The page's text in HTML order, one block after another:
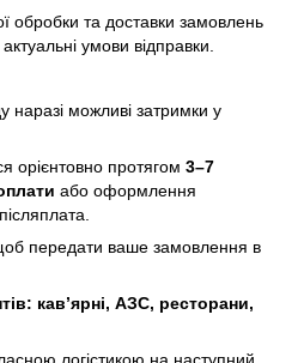
обробки та доставки замовлень
умови відправки.
наразі можливі затримки у
орієнтовно протягом 3–7
або оформлення
передати ваше замовлення в
кав’ярні, АЗС, ресторани,
логістикою на наступний